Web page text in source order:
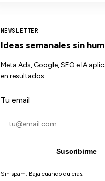
NEWSLETTER
Ideas semanales sin
Meta Ads, Google, SEO e IA
en resultados.
Tu email
Suscribirme
Sin spam. Baja cuando quieras.